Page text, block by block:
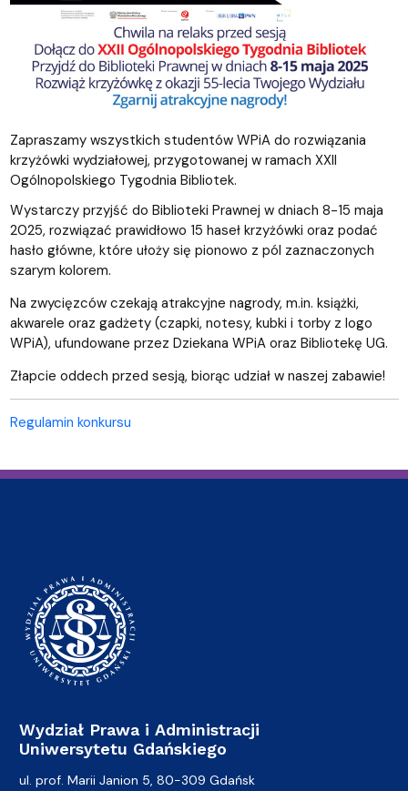
Zapraszamy wszystkich studentów WPiA do rozwiązania
krzyżówki wydziałowej, przygotowanej w ramach XXII
Ogólnopolskiego Tygodnia Bibliotek.
Wystarczy przyjść do Biblioteki Prawnej w dniach 8-15 maja
2025, rozwiązać prawidłowo 15 haseł krzyżówki oraz podać
hasło główne, które ułoży się pionowo z pól zaznaczonych
szarym kolorem.
Na zwycięzców czekają atrakcyjne nagrody, m.in. książki,
akwarele oraz gadżety (czapki, notesy, kubki i torby z logo
WPiA), ufundowane przez Dziekana WPiA oraz Bibliotekę UG.
Złapcie oddech przed sesją, biorąc udział w naszej zabawie!
Regulamin konkursu
Wydział Prawa i Administracji
Uniwersytetu Gdańskiego
ul. prof. Marii Janion 5, 80-309 Gdańsk